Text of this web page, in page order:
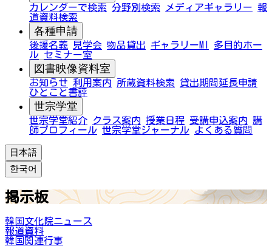
カレンダーで検索 分野別検索 メディアギャラリー 報
道資料検索
各種申請
後援名義 見学会 物品貸出 ギャラリーMI
多目的ホー
ル セミナー室
図書映像資料室
お知らせ 利用案内 所蔵資料検索
貸出期間延長申請
ひとこと書評
世宗学堂
世宗学堂紹介 クラス案内 授業日程 受講申込案内 講
師プロフィール 世宗学堂ジャーナル よくある質問
日本語
한국어
掲示板
韓国文化院ニュース
報道資料
韓国関連行事